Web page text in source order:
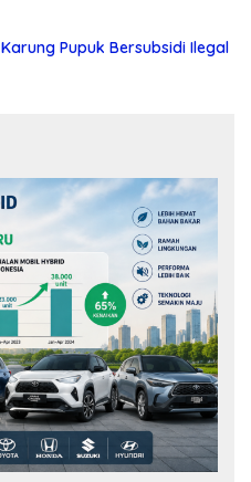
Pupuk Bersubsidi Ilegal